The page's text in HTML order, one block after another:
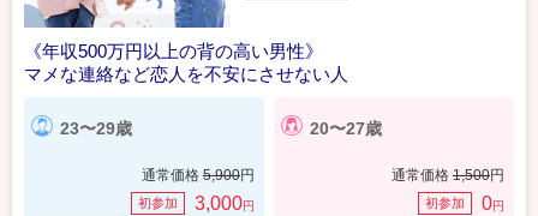
《年収500万円以上の背の高い男性》
マメな連絡など恋人を不安にさせない人
23〜29歳
通常価格 5,900円
初参加 3,000円
20〜27歳
通常価格 1,500円
初参加 0円